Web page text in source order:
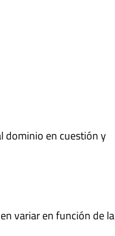
dominio en cuestión y
variar en función de la